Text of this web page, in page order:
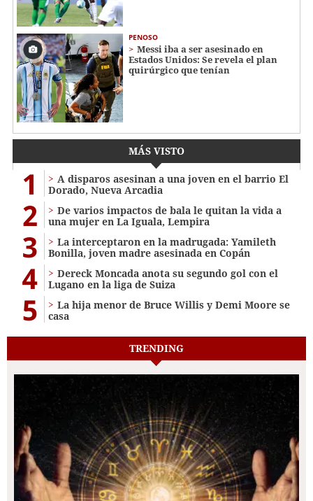
PENOSO
Messi iba a ser asesinado en
Estados Unidos: Se revela el plan
quirúrgico que tenían
MÁS VISTO
1
A disparos asesinan a una joven en el barrio El
Dorado, Nueva Arcadia
2
De varios impactos de bala le quitan la vida a
una mujer en La Iguala, Lempira
3
La interceptaron en la madrugada: Yamileth
Bonilla, joven madre asesinada en Copán
4
Dereck Moncada anota su segundo gol con el
Lugano en la liga de Suiza
5
La hija menor de Bruce Willis y Demi Moore se
casa
TRENDING